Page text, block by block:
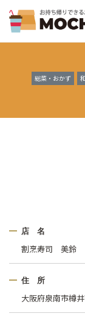
総菜・おかず
店 名
割烹寿司 美鈴
住 所
大阪府泉南市樽